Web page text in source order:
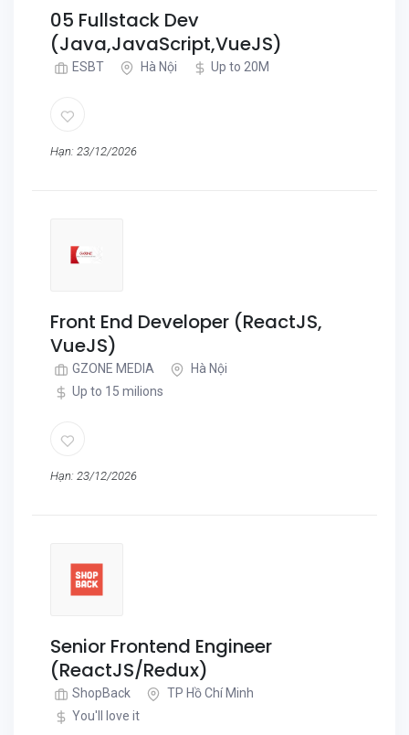
05 Fullstack Dev
(Java,JavaScript,VueJS)
ESBT Hà Nội Up to 20M
Hạn: 23/12/2026
Front End Developer (ReactJS,
VueJS)
GZONE MEDIA
Hà Nội
Up to 15 milions
Hạn: 23/12/2026
Senior Frontend Engineer
(ReactJS/Redux)
ShopBack
TP Hồ Chí Minh
You'll love it